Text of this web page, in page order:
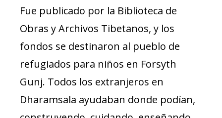
Fue publicado por la Biblioteca de
Obras y Archivos Tibetanos, y los
fondos se destinaron al pueblo de
refugiados para niños en Forsyth
Gunj. Todos los extranjeros en
Dharamsala ayudaban donde podían,